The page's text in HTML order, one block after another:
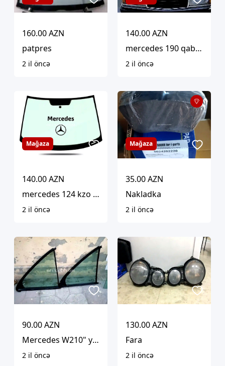
160.00 AZN
patpres
2 il öncə
140.00 AZN
mercedes 190 qabaq patpres 1986 1995 uyumludur
2 il öncə
Mağaza
140.00 AZN
mercedes 124 kzo patpresi 1986-1995 uyumludur
2 il öncə
Mağaza
35.00 AZN
Nakladka
2 il öncə
90.00 AZN
Mercedes W210" yan şüşələri
2 il öncə
130.00 AZN
Fara
2 il öncə